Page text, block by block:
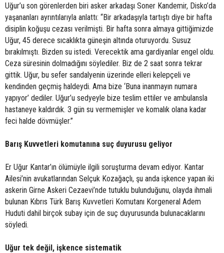
Uğur’u son görenlerden biri asker arkadaşı Soner Kandemir, Disko’da
yaşananları ayrıntılarıyla anlattı: “Bir arkadaşıyla tartıştı diye bir hafta
disiplin koğuşu cezası verilmişti. Bir hafta sonra almaya gittiğimizde
Uğur, 45 derece sıcaklıkta güneşin altında oturuyordu. Susuz
bırakılmıştı. Bizden su istedi. Verecektik ama gardiyanlar engel oldu.
Ceza süresinin dolmadığını söylediler. Biz de 2 saat sonra tekrar
gittik. Uğur, bu sefer sandalyenin üzerinde elleri kelepçeli ve
kendinden geçmiş haldeydi. Ama bize ‘Buna inanmayın numara
yapıyor’ dediler. Uğur’u sedyeyle bize teslim ettiler ve ambulansla
hastaneye kaldırdık. 3 gün su vermemişler ve komalık olana kadar
feci halde dövmüşler.”
Barış Kuvvetleri komutanına suç duyurusu geliyor
Er Uğur Kantar’ın ölümüyle ilgili soruşturma devam ediyor. Kantar
Ailesi’nin avukatlarından Selçuk Kozağaçlı, şu anda işkence yapan iki
askerin Girne Askeri Cezaevi’nde tutuklu bulunduğunu, olayda ihmali
bulunan Kıbrıs Türk Barış Kuvvetleri Komutanı Korgeneral Adem
Huduti dahil birçok subay için de suç duyurusunda bulunacaklarını
söyledi.
Uğur tek değil, işkence sistematik